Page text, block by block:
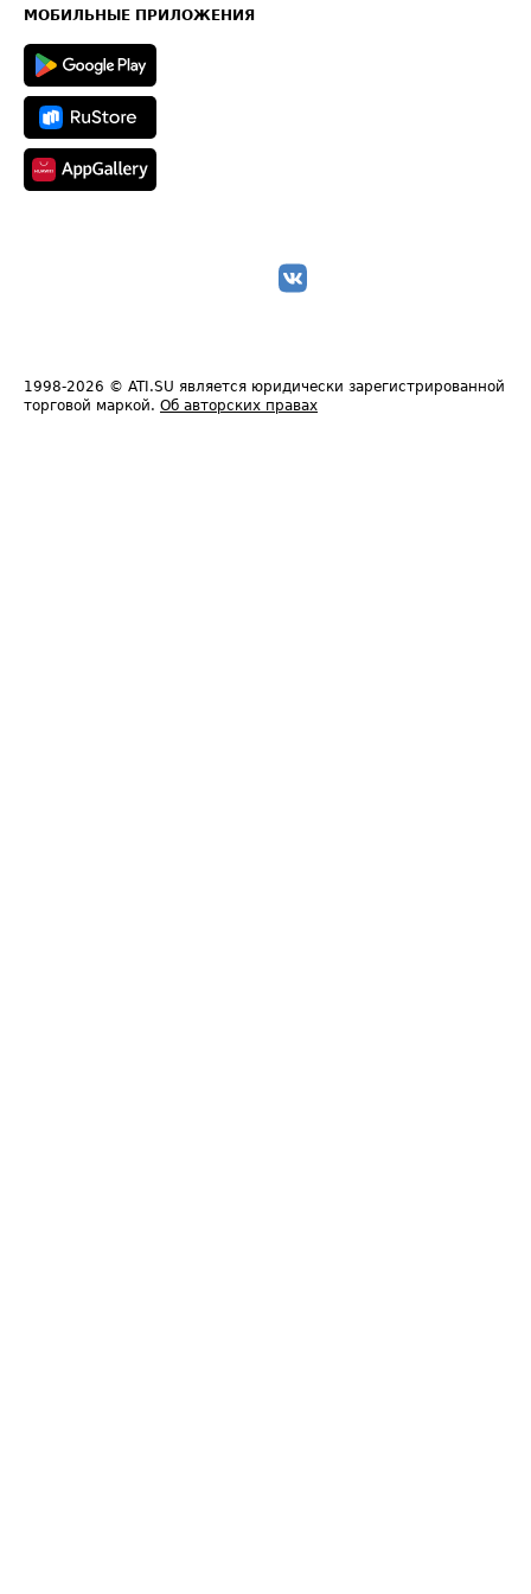
Техническая информация
МОБИЛЬНЫЕ ПРИЛОЖЕНИЯ
1998-2026 © ATI.SU является юридически зарегистрированной
торговой маркой. Об авторских правах